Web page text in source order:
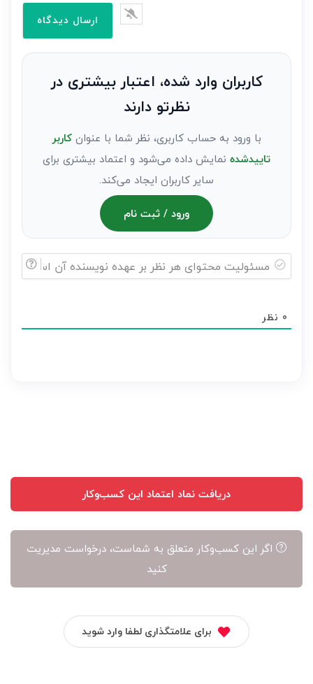
نظر
کاربران وارد شده، اعتبار بیشتری در
نظرتو دارند
با ورود به حساب کاربری، نظر شما با عنوانکاربر
تاییدشده نمایش داده می‌شود و اعتماد بیشتری برای
سایر کاربران ایجاد می‌کند.
ورود / ثبت نام
هر
0 نظر
دریافت نماد اعتماد این کسب‌وکار
اگر این کسب‌وکار متعلق به شماست، درخواست مدیریت
کنید
برای علامتگذاری لطفا وارد شوید